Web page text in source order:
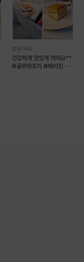
강남/서초
건강하게 맛있게 먹어요^^
#글루텐프리 #베이킹 #